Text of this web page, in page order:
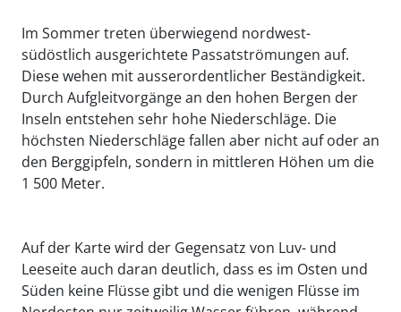
Im Sommer treten überwiegend nordwest-
südöstlich ausgerichtete Passatströmungen auf.
Diese wehen mit ausserordentlicher Beständigkeit.
Durch Aufgleitvorgänge an den hohen Bergen der
Inseln entstehen sehr hohe Niederschläge. Die
höchsten Niederschläge fallen aber nicht auf oder an
den Berggipfeln, sondern in mittleren Höhen um die
1 500 Meter.
Auf der Karte wird der Gegensatz von Luv- und
Leeseite auch daran deutlich, dass es im Osten und
Süden keine Flüsse gibt und die wenigen Flüsse im